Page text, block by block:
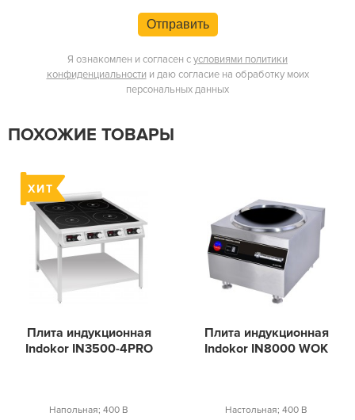
Отправить
Я ознакомлен и согласен сусловиями политики
конфиденциальности и даю согласие на обработку моих
персональных данных
ПОХОЖИЕ ТОВАРЫ
Плита индукционная
Indokor IN3500-4PRO
Напольная; 400 В
Плита индукционная
Indokor IN8000 WOK
Настольная; 400 В